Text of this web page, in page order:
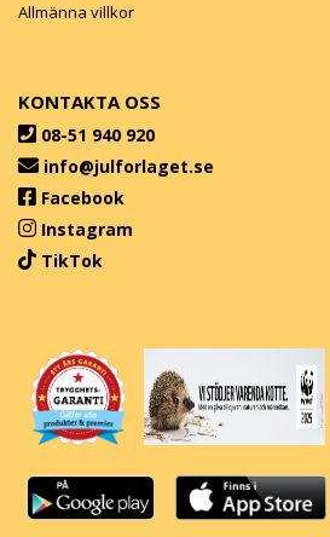
Allmänna villkor
KONTAKTA OSS
08-51 940 920
info@julforlaget.se
Facebook
Instagram
TikTok